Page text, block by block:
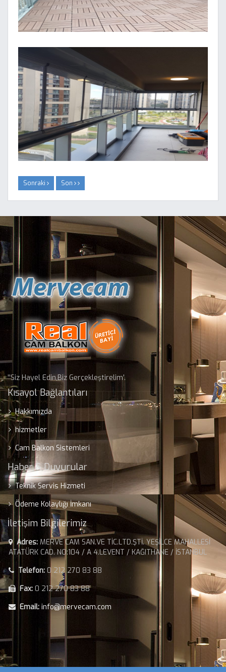
Sonraki Son
''Siz Hayel Edin,Biz Gerçekleştirelim'.
Kısayol Bağlantıları
Hakkımızda
hizmetler
Cam Balkon Sistemleri
Haber & Duyurular
Teknik Servis Hizmeti
Ödeme Kolaylığı İmkanı
İletişim Bilgilerimiz
Adres: MERVE CAM SAN.VE TİC.LTD.ŞTİ. YEŞİLCE MAHALLESİ
ATATÜRK CAD. NO:104 / A 4.LEVENT / KAĞITHANE / İSTANBUL
Telefon: 0 212 270 83 88
Fax: 0 212 270 83 88
Email: info@mervecam.com